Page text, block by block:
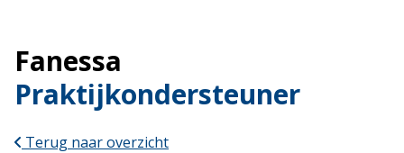
Fanessa
Praktijkondersteuner
Terug naar overzicht